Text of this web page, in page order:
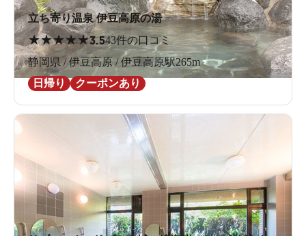
立ち寄り温泉 伊豆高原の湯
★★★★★3.543件の口コミ
静岡県 / 伊豆高原 / 伊豆高原駅265m
日帰り
クーポンあり